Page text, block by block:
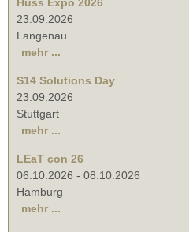
Huss Expo 2026
23.09.2026
Langenau
mehr ...
S14 Solutions Day
23.09.2026
Stuttgart
mehr ...
LEaT con 26
06.10.2026 - 08.10.2026
Hamburg
mehr ...